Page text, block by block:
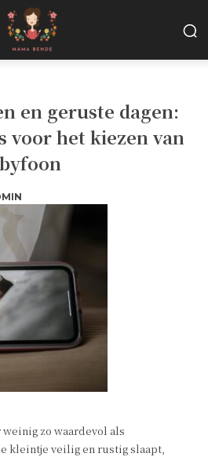
en geruste dagen:
voor het kiezen van
zo waardevol als
kleintje veilig en rustig slaapt,